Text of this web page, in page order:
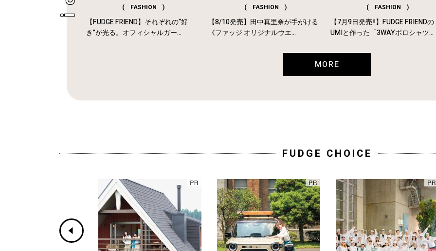
( FASHION )
【FUDGE FRIEND】それぞれの“好
き”が光る。オフィシャルガー...
( FASHION )
【8/10発売】田中真里奈が手がける
《ファッジ オリジナルウエ...
( FASHION )
【7月9日発売‼︎】FUDGE FRIENDの
UMIと作った「3WAYポロシャツ...
MORE
FUDGE CHOICE